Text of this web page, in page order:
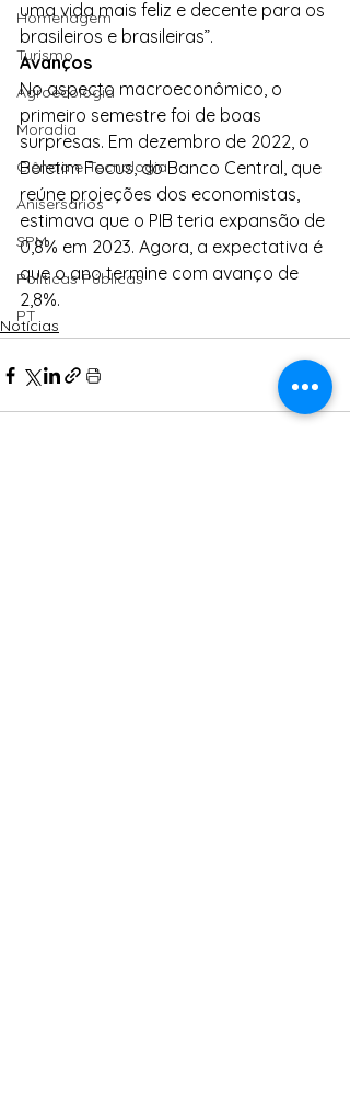
Homenagem
Turismo
Agroecologia
Moradia
Ciência e Tecnologia
Anisersários
SPM
Políticas Públicas
PT
uma vida mais feliz e decente para os
brasileiros e brasileiras”.
Avanços
No aspecto macroeconômico, o
primeiro semestre foi de boas
surpresas. Em dezembro de 2022, o
Boletim Focus, do Banco Central, que
reúne projeções dos economistas,
estimava que o PIB teria expansão de
0,8% em 2023. Agora, a expectativa é
que o ano termine com avanço de
2,8%.
Notícias